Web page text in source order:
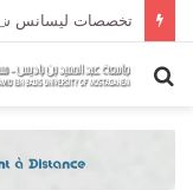
بحث